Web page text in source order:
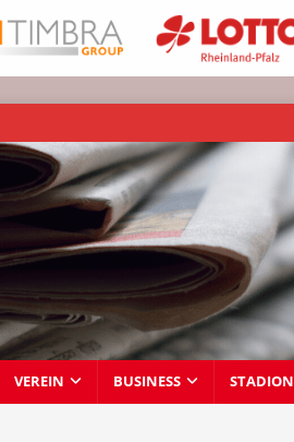
VEREIN BUSINESS STADION